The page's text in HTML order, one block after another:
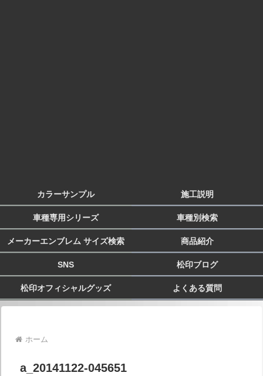
カラーサンプル 施工説明
車種専用シリーズ 車種別検索
メーカーエンブレム サイズ検索 商品紹介
SNS 松印ブログ
松印オフィシャルグッズ よくある質問
ホーム
a_20141122-045651